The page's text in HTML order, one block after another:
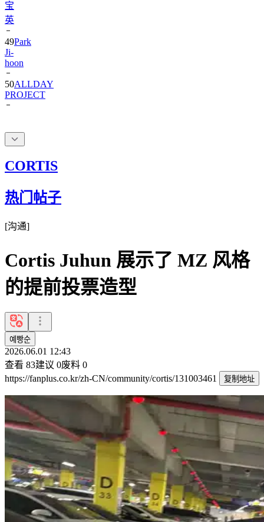
宝
英
49Park
Ji-
hoon
50ALLDAY
PROJECT
CORTIS
热门帖子
[沟通]
Cortis Juhun 展示了 MZ 风格
的提前投票造型
예빵순
2026.06.01 12:43
查看 83建议 0废料 0
https://fanplus.co.kr/zh-CN/community/cortis/131003461
复制地址